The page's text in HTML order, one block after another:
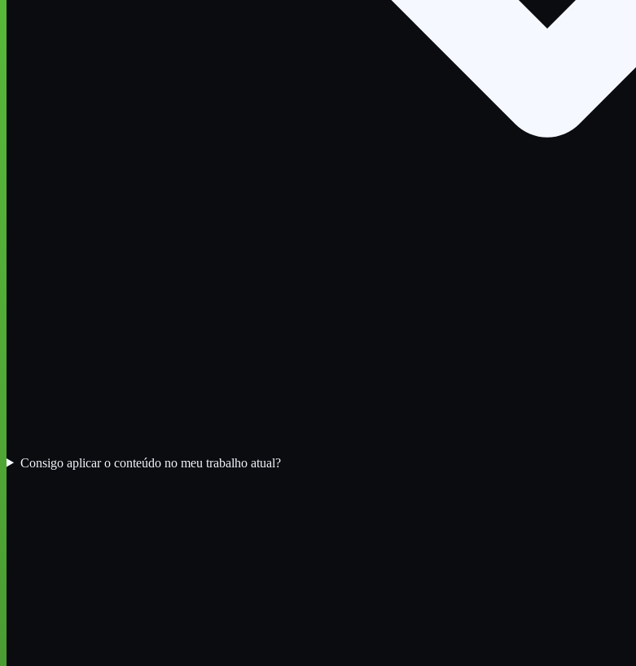
Consigo aplicar o conteúdo no meu trabalho atual?